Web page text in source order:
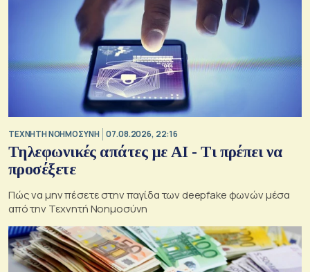
TΕΧΝΗΤΗ ΝΟΗΜΟΣΥΝΗ 07.08.2026, 22:16
Τηλεφωνικές απάτες με ΑΙ - Τι πρέπει να
προσέξετε
Πώς να μην πέσετε στην παγίδα των deepfake φωνών μέσα
από την Τεχνητή Νοημοσύνη